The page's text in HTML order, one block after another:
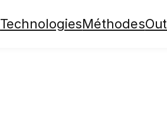
TechnologiesMéthodes